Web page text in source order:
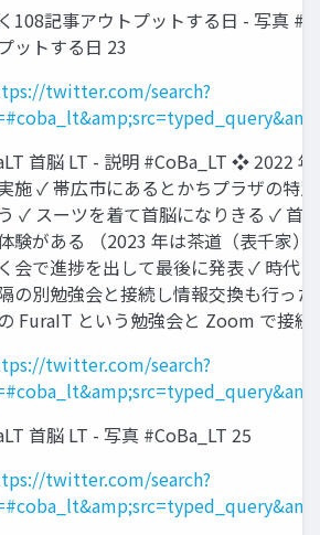
108記事アウトプットする日 - 写真 #
ットする日 23
twitter.com/search?
首脳 LT - 説明 #CoBa_LT ❖ 2022
施 ✓ 帯広市にあるとかちプラザの特
✓ スーツを着て首脳になりきる ✓ 首
験がある （2023 年は茶道（表千家
会で進捗を出して最後に発表 ✓ 時代
の別勉強会と接続し情報交換も行っ
FuraIT という勉強会と Zoom で接続
twitter.com/search?
首脳 LT - 写真 #CoBa_LT 25
twitter.com/search?